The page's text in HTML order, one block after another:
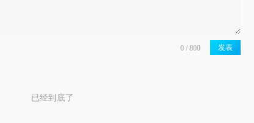
发表
已经到底了